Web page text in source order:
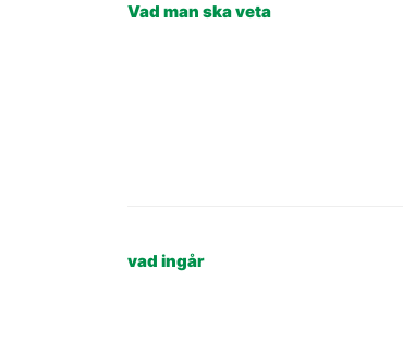
Vad man ska veta
vad ingår